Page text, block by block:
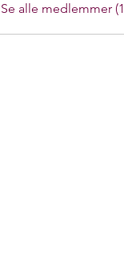
Se alle medlemmer